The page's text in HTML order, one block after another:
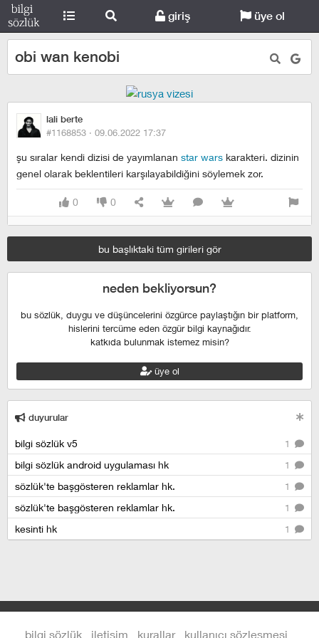
giriş üye ol
obi wan kenobi
lali berte
#1168853 · 09.06.2022 17:37
şu sıralar kendi dizisi de yayımlanan star wars karakteri. dizinin
genel olarak beklentileri karşılayabildiğini söylemek zor.
0 0
bu başlıktaki tüm girileri gör
neden bekliyorsun?
bu sözlük, duygu ve düşüncelerini özgürce paylaştığın bir platform,
hislerini tercüme eden özgür bilgi kaynağıdır.
katkıda bulunmak istemez misin?
üye ol
duyurular
1
bilgi sözlük v5
1
bilgi sözlük android uygulaması hk
1
sözlük'te başgösteren reklamlar hk.
1
sözlük'te başgösteren reklamlar hk.
1
kesinti hk
bilgi sözlük iletişim kurallar kullanıcı sözleşmesi